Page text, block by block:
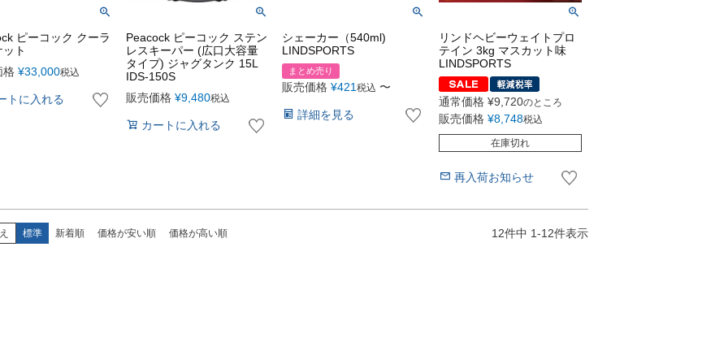
ピーコック クーラ
ト
格 ¥33,000税込
トに入れる
Peacock ピーコック ステン
レスキーパー (広口大容量
タイプ) ジャグタンク 15L
IDS-150S
販売価格 ¥9,480税込
カートに入れる
シェーカー（540ml)
LINDSPORTS
まとめ売り
販売価格 ¥421 税込 〜
詳細を見る
リンドヘビーウェイトプロ
テイン 3kg マスカット味
LINDSPORTS
通常価格 ¥9,720のところ
販売価格 ¥8,748税込
在庫切れ
再入荷お知らせ
標準 新着順 価格が安い順 価格が高い順 12件中 1-12件表示